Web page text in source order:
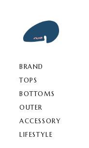
BRAND
TOPS
BOTTOMS
OUTER
ACCESSORY
LIFESTYLE